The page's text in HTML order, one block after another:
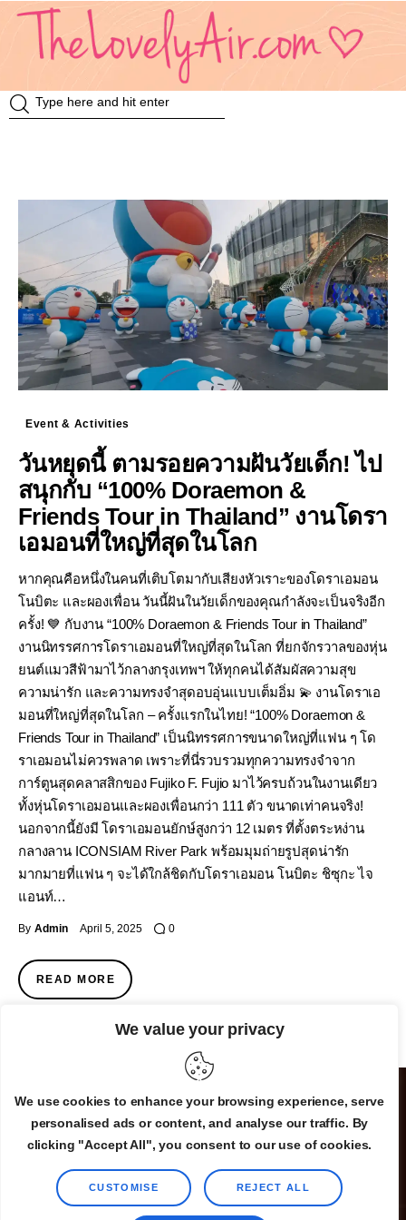
We value your privacy
We use cookies to enhance your browsing experience, serve
personalised ads or content, and analyse our traffic. By
clicking "Accept All", you consent to our use of cookies.
CUSTOMISE REJECT ALL
Knowledge
Insurance
VDO
Event & Activities
Event & Activities
วันหยุดนี้ ตามรอยความฝันวัยเด็ก! ไป
สนุกกับ “100% Doraemon &
Friends Tour in Thailand” งานโดรา
เอมอนที่ใหญ่ที่สุดในโลก
หากคุณคือหนึ่งในคนที่เติบโตมากับเสียงหัวเราะของโดราเอมอน
โนบิตะ และผองเพื่อน วันนี้ฝันในวัยเด็กของคุณกำลังจะเป็นจริงอีก
ครั้ง! 💙 กับงาน “100% Doraemon & Friends Tour in Thailand”
งานนิทรรศการโดราเอมอนที่ใหญ่ที่สุดในโลก ที่ยกจักรวาลของหุ่น
ยนต์แมวสีฟ้ามาไว้กลางกรุงเทพฯ ให้ทุกคนได้สัมผัสความสุข
ความน่ารัก และความทรงจำสุดอบอุ่นแบบเต็มอิ่ม 💫 งานโดราเอ
มอนที่ใหญ่ที่สุดในโลก – ครั้งแรกในไทย! “100% Doraemon &
Friends Tour in Thailand” เป็นนิทรรศการขนาดใหญ่ที่แฟน ๆ โด
ราเอมอนไม่ควรพลาด เพราะที่นี่รวบรวมทุกความทรงจำจาก
การ์ตูนสุดคลาสสิกของ Fujiko F. Fujio มาไว้ครบถ้วนในงานเดียว
ทั้งหุ่นโดราเอมอนและผองเพื่อนกว่า 111 ตัว ขนาดเท่าคนจริง!
นอกจากนี้ยังมี โดราเอมอนยักษ์สูงกว่า 12 เมตร ที่ตั้งตระหง่าน
กลางลาน ICONSIAM River Park พร้อมมุมถ่ายรูปสุดน่ารัก
มากมายที่แฟน ๆ จะได้ใกล้ชิดกับโดราเอมอน โนบิตะ ชิซุกะ ไจ
แอนท์…
By Admin April 5, 2025 0
READ MORE